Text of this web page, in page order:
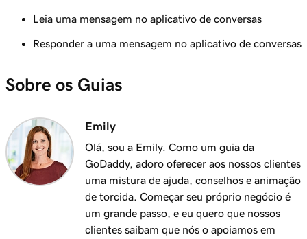
GoDaddy
Leia uma mensagem no aplicativo de conversas
Responder a uma mensagem no aplicativo de conversas
Sobre os Guias
Emily
Olá, sou a Emily. Como um guia da
GoDaddy, adoro oferecer aos nossos clientes
uma mistura de ajuda, conselhos e animação
de torcida. Começar seu próprio negócio é
um grande passo, e eu quero que nossos
clientes saibam que nós o apoiamos em